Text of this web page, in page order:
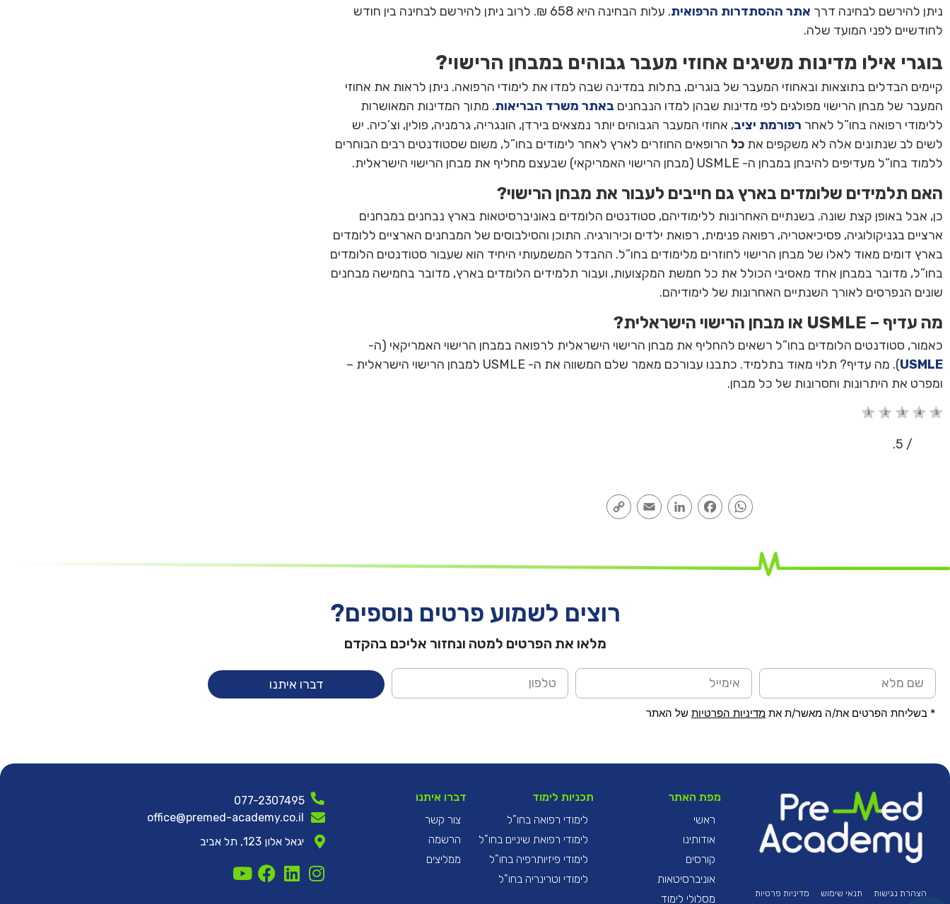
ניתן להירשם לבחינה דרך אתר ההסתדרות הרפואית
. עלות הבחינה היא 658 ₪. לרוב ניתן להירשם לבחינה בין חודש
לחודשיים לפני המועד שלה.
בוגרי אילו מדינות משיגים אחוזי מעבר גבוהים במבחן הרישוי?
קיימים הבדלים בתוצאות ובאחוזי המעבר של בוגרים, בתלות במדינה שבה למדו את לימודי הרפואה. ניתן לראות את אחוזי
המעבר של מבחן הרישוי מפולגים לפי מדינות שבהן למדו הנבחנים באתר משרד הבריאות. מתוך המדינות המאושרות
ללימודי רפואה בחו”ל לאחר רפורמת יציב, אחוזי המעבר הגבוהים יותר נמצאים בירדן, הונגריה, גרמניה, פולין, וצ’כיה. יש
לשים לב שנתונים אלה לא משקפים את כל הרופאים החוזרים לארץ לאחר לימודים בחו”ל, משום שסטודנטים רבים הבוחרים
ללמוד בחו”ל מעדיפים להיבחן במבחן ה- USMLE (מבחן הרישוי האמריקאי) שבעצם מחליף את מבחן הרישוי הישראלית.
האם תלמידים שלומדים בארץ גם חייבים לעבור את מבחן הרישוי?
כן, אבל באופן קצת שונה. בשנתיים האחרונות ללימודיהם, סטודנטים הלומדים באוניברסיטאות בארץ נבחנים במבחנים
ארציים בגניקולוגיה, פסיכיאטריה, רפואה פנימית, רפואת ילדים וכירורגיה. התוכן והסילבוסים של המבחנים הארציים ללומדים
בארץ דומים מאוד לאלו של מבחן הרישוי לחוזרים מלימודים בחו”ל. ההבדל המשמעותי היחיד הוא שעבור סטודנטים הלומדים
בחו”ל, מדובר במבחן אחד מאסיבי הכולל את כל חמשת המקצועות, ועבור תלמידים הלומדים בארץ, מדובר בחמישה מבחנים
שונים הנפרסים לאורך השנתיים האחרונות של לימודיהם.
מה עדיף – USMLE או מבחן הרישוי הישראלית?
כאמור, סטודנטים הלומדים בחו”ל רשאים להחליף את מבחן הרישוי הישראלית לרפואה במבחן הרישוי האמריקאי (ה-
USMLE
). מה עדיף? תלוי מאוד בתלמיד. כתבנו עבורכם מאמר שלם המשווה את ה- USMLE למבחן הרישוי הישראלית –
ומפרט את היתרונות וחסרונות של כל מבחן.
/ 5.
WhatsApp
Facebook
LinkedIn
Email
רוצים לשמוע פרטים נוספים?
מלאו את הפרטים למטה ונחזור אליכם בהקדם
דברו איתנו
* בשליחת הפרטים את/ה מאשר/ת את מדיניות הפרטיות של האתר
הצהרת נגישות תנאי שימוש מדיניות פרטיות
מפת האתר
ראשי
אודותינו
קורסים
אוניברסיטאות
מסלולי לימוד
תכניות לימוד
לימודי רפואה בחו”ל
לימודי רפואת שיניים בחו”ל
לימודי פיזיותרפיה בחו”ל
לימודי וטרינריה בחו”ל
דברו איתנו
צור קשר
הרשמה
ממליצים
077-2307495
office@premed-academy.co.il
יגאל אלון 123, תל אביב